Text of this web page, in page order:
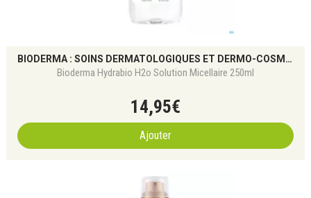
BIODERMA : SOINS DERMATOLOGIQUES ET DERMO-COSMÉTIQUES POUR TOUS LES TYPES DE PEAU
Bioderma Hydrabio H2o Solution Micellaire 250ml
14,95€
Ajouter